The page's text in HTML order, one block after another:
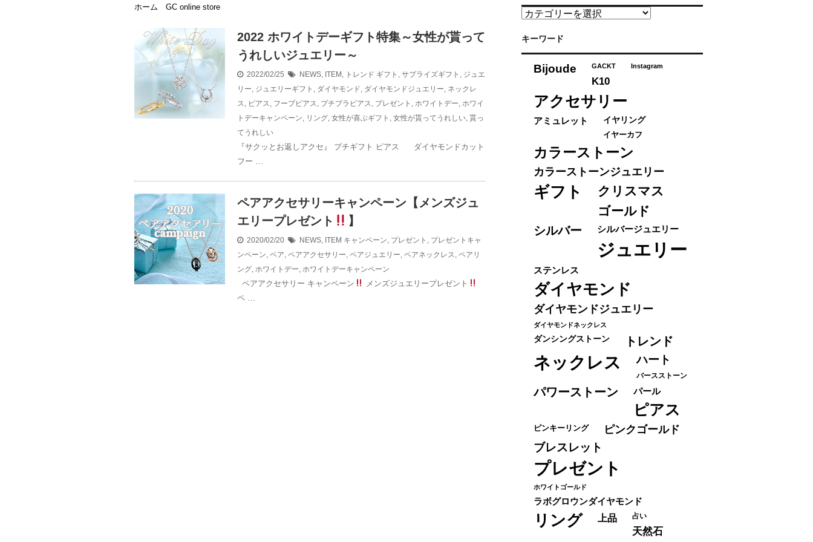
ホーム GC online store
2022 ホワイトデーギフト特集～女性が貰って
うれしいジュエリー～
2022/02/25 NEWS, ITEM , トレンド ギフト , サプライズギフト , ジュエ
リー, ジュエリーギフト , ダイヤモンド, ダイヤモンドジュエリー, ネックレ
ス, ピアス, フープピアス, プチプラピアス, プレゼント , ホワイトデー, ホワイ
トデーキャンペーン, リング, 女性が喜ぶギフト , 女性が貰ってうれしい, 貰っ
てうれしい
『サクッとお返しアクセ』 プチギフト ピアス ダイヤモンドカット
フー …
ペアアクセサリーキャンペーン【メンズジュ
エリープレゼント
】
2020/02/20 NEWS, ITEM キャンペーン, プレゼント , プレゼントキャ
ンペーン, ペア, ペアアクセサリー, ペアジュエリー, ペアネックレス, ペアリ
ング, ホワイトデー, ホワイトデーキャンペーン
ペアアクセサリー キャンペーン
メンズジュエリープレゼント
ペ …
カ
ゴ
キーワード
Bijoude GACKT Instagram
K10
アクセサリー
アミュレット
イヤリング
イヤーカフ
カラーストーン
カラーストーンジュエリー
ギフト
クリスマス
ゴールド
シルバー シルバージュエリー
ジュエリー
ステンレス
ダイヤモンド
ダイヤモンドジュエリー
ダイヤモンドネックレス
ダンシングストーン トレンド
ネックレス ハート
バースストーン
パワーストーン パール
ピアス
ピンキーリング ピンクゴールド
ブレスレット
プレゼント
ホワイトゴールド
ラボグロウンダイヤモンド
リング 上品 占い
天然石